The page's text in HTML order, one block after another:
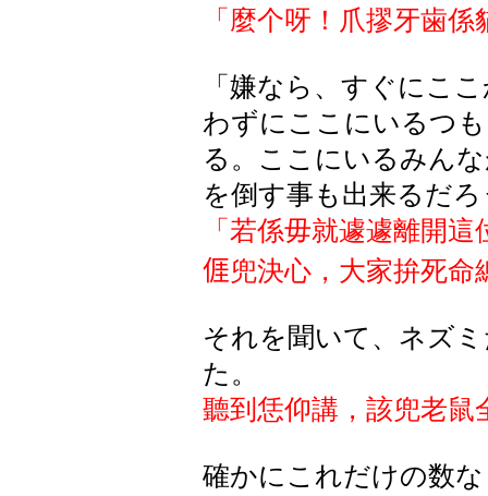
「麼个呀！爪摎牙歯
「嫌なら、すぐにこ
わずにここにいるつ
る。ここにいるみん
を倒す事も出来るだろ
「若係毋就遽遽離開
𠊎兜決心，大家拚死命
それを聞いて、ネズ
た。
聽到恁仰講，該兜老鼠
確かにこれだけの数